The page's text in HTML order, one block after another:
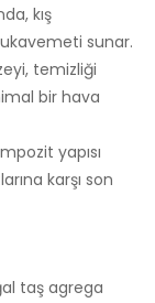
kış
sunar.
temizliği
bir hava
yapısı
karşı son
taş agrega